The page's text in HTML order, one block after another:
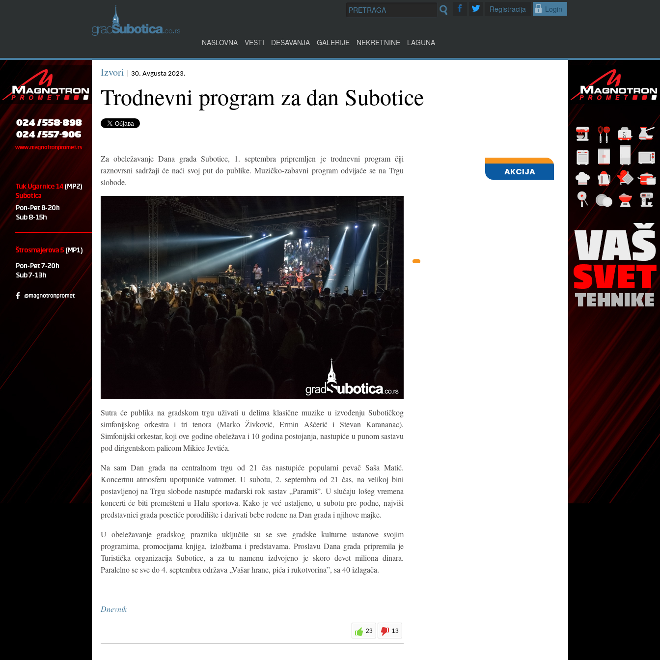
Login
Registracija
NASLOVNA VESTI DEŠAVANJA GALERIJE NEKRETNINE LAGUNA
Izvori | 30. Avgusta 2023.
Trodnevni program za dan Subotice
Za obeležavanje Dana grada Subotice, 1. septembra pripremljen je trodnevni program čiji
raznovrsni sadržaji će naći svoj put do publike. Muzičko-zabavni program odvijaće se na Trgu
slobode.
Sutra će publika na gradskom trgu uživati u delima klasične muzike u izvođenju Subotičkog
simfonijskog orkestra i tri tenora (Marko Živković, Ermin Ašćerić i Stevan Karananac).
Simfonijski orkestar, koji ove godine obeležava i 10 godina postojanja, nastupiće u punom sastavu
pod dirigentskom palicom Mikice Jevtića.
Na sam Dan grada na centralnom trgu od 21 čas nastupiće popularni pevač Saša Matić.
Koncertnu atmosferu upotpuniće vatromet. U subotu, 2. septembra od 21 čas, na velikoj bini
postavljenoj na Trgu slobode nastupće mađarski rok sastav „Paramiš”. U slučaju lošeg vremena
koncerti će biti premešteni u Halu sportova. Kako je već ustaljeno, u subotu pre podne, najviši
predstavnici grada posetiće porodilište i darivati bebe rođene na Dan grada i njihove majke.
U obeležavanje gradskog praznika uključile su se sve gradske kulturne ustanove svojim
programima, promocijama knjiga, izložbama i predstavama. Proslavu Dana grada pripremila je
Turistička organizacija Subotice, a za tu namenu izdvojeno je skoro devet miliona dinara.
Paralelno se sve do 4. septembra održava „Vašar hrane, pića i rukotvorina”, sa 40 izlagača.
Dnevnik
23 13